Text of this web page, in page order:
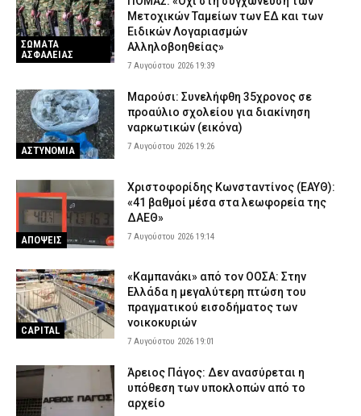
ΣΩΜΑΤΑ
ΑΣΦΑΛΕΙΑΣ
Μετοχικών Ταμείων των ΕΔ και των
Ειδικών Λογαριασμών
Αλληλοβοηθείας»
7 Αυγούστου 2026 19:39
ΑΣΤΥΝΟΜΙΑ
Μαρούσι: Συνελήφθη 35χρονος σε
προαύλιο σχολείου για διακίνηση
ναρκωτικών (εικόνα)
7 Αυγούστου 2026 19:26
ΑΠΟΨΕΙΣ
Χριστοφορίδης Κωνσταντίνος (ΕΑΥΘ):
«41 βαθμοί μέσα στα λεωφορεία της
ΔΑΕΘ»
7 Αυγούστου 2026 19:14
CAPITAL
«Καμπανάκι» από τον ΟΟΣΑ: Στην
Ελλάδα η μεγαλύτερη πτώση του
πραγματικού εισοδήματος των
νοικοκυριών
7 Αυγούστου 2026 19:01
Άρειος Πάγος: Δεν ανασύρεται η
υπόθεση των υποκλοπών από το
αρχείο